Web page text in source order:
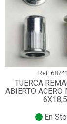
Ref.
TUERCA
ABIERTO ACERO
6X18,5
En